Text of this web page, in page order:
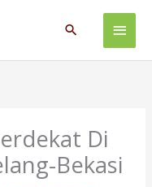
Main
Search
Di
Bekasi